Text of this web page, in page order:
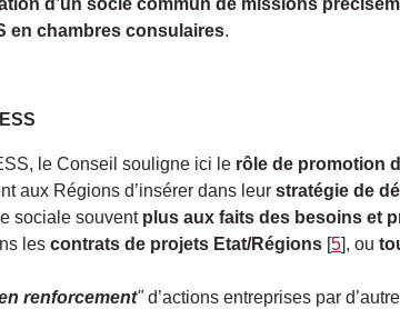
d’un socle commun de missions
en chambres consulaires.
le Conseil souligne ici le rôle de promotion
aux Régions d’insérer dans leur stratégie de
sociale souvent plus aux faits des besoins et
les contrats de projets Etat/Régions 5 , ou
renforcement" d’actions entreprises par